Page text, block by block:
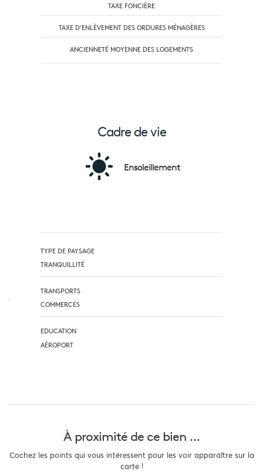
TAXE FONCIÈRE
TAXE D’ENLÈVEMENT DES ORDURES MÉNAGÈRES
ANCIENNETÉ MOYENNE DES LOGEMENTS
Cadre de vie
Ensoleillement
TYPE DE PAYSAGE
TRANQUILLITÉ
TRANSPORTS
COMMERCES
EDUCATION
AÉROPORT
À proximité de ce bien ...
Cochez les points qui vous intéressent pour les voir apparaître sur la
carte !